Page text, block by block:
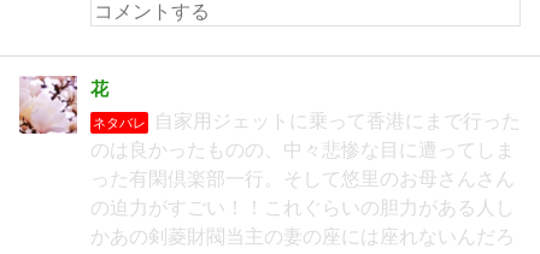
花
ネタバレ
自家用ジェットに乗って香港にまで行った
のは良かったものの、中々悲惨な目に遭ってしま
った有閑倶楽部一行。そして悠里のお母さんさん
の迫力がすごい！！これぐらいの胆力がある人し
かあの剣菱財閥当主の妻の座には座れないんだろ